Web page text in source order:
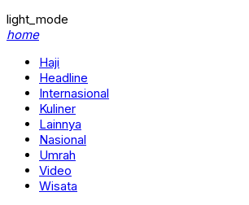
light_mode
home
Haji
Headline
Internasional
Kuliner
Lainnya
Nasional
Umrah
Video
Wisata